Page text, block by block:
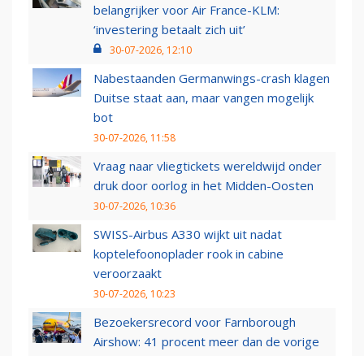
belangrijker voor Air France-KLM:
‘investering betaalt zich uit’
30-07-2026, 12:10
Nabestaanden Germanwings-crash klagen
Duitse staat aan, maar vangen mogelijk
bot
30-07-2026, 11:58
Vraag naar vliegtickets wereldwijd onder
druk door oorlog in het Midden-Oosten
30-07-2026, 10:36
SWISS-Airbus A330 wijkt uit nadat
koptelefoonoplader rook in cabine
veroorzaakt
30-07-2026, 10:23
Bezoekersrecord voor Farnborough
Airshow: 41 procent meer dan de vorige